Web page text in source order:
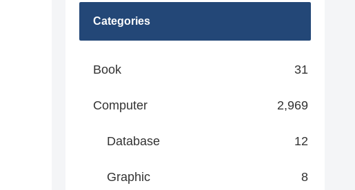
Categories
Book 31
Computer 2,969
Database 12
Graphic 8